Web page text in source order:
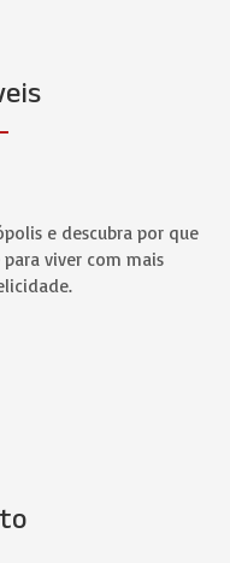
e descubra por que
viver com mais